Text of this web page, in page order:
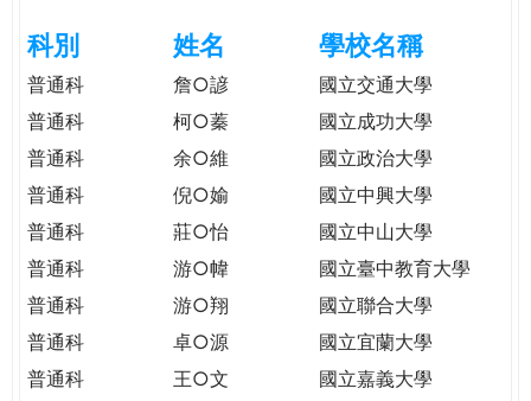
格。
e
r
e
科別 姓名 學校名稱
普通科 詹○諺
國立交通大學
普通科
柯○蓁
國立成功大學
普通科
余○維
國立政治大學
普通科
倪○媮
國立中興大學
普通科
莊○怡
國立中山大學
普通科
游○幃
國立臺中教育大學
普通科
游○翔
國立聯合大學
普通科
卓○源
國立宜蘭大學
普通科
王○文
國立嘉義大學